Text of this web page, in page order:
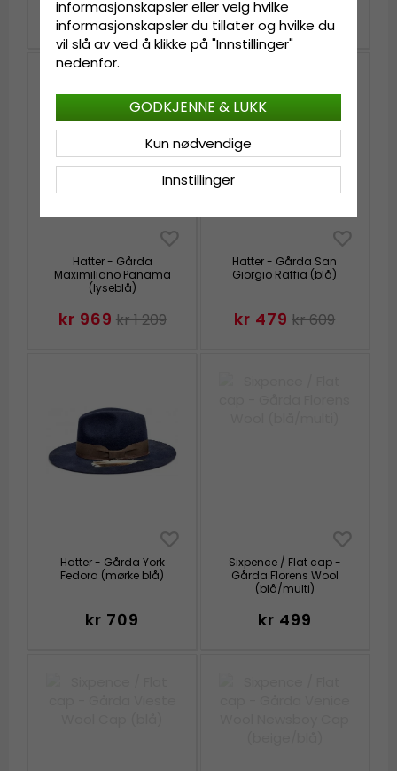
kr 649kr 809 kr 519kr 659
Hatter - Gårda
Maximiliano Panama
(lyseblå)
kr 969 kr 1 209
Hatter - Gårda San
Giorgio Raffia (blå)
kr 479 kr 609
Hatter - Gårda York
Fedora (mørke blå)
kr 709
Sixpence / Flat cap -
Gårda Florens Wool
(blå/multi)
kr 499
informasjonskapsler eller velg hvilke
informasjonskapsler du tillater og hvilke du
vil slå av ved å klikke på "Innstillinger"
nedenfor.
Innstillinger
Kun nødvendige
GODKJENNE & LUKK